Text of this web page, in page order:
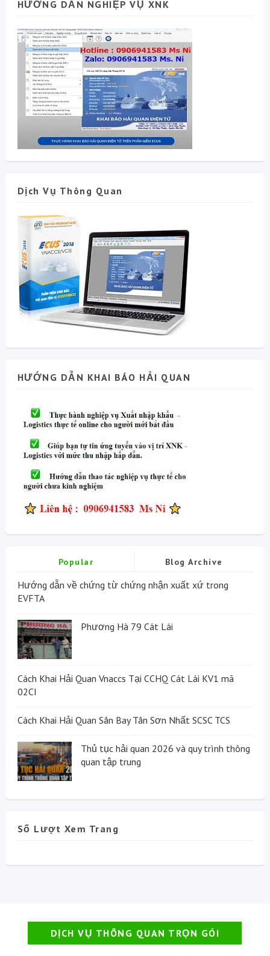
HƯỚNG DẪN NGHIỆP VỤ XNK
Dịch Vụ Thông Quan
HƯỚNG DẪN KHAI BÁO HẢI QUAN
Popular Blog Archive
Hướng dẫn về chứng từ chứng nhận xuất xứ trong
EVFTA
Phương Hà 79 Cát Lái
Cách Khai Hải Quan Vnaccs Tại CCHQ Cát Lái KV1 mã
02CI
Cách Khai Hải Quan Sân Bay Tân Sơn Nhất SCSC TCS
Thủ tục hải quan 2026 và quy trình thông
quan tập trung
Số Lượt Xem Trang
DỊCH VỤ THÔNG QUAN TRỌN GÓI